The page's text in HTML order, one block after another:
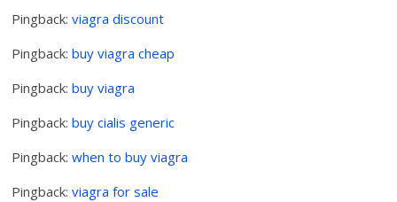
Pingback:viagra discount
Pingback:buy viagra cheap
Pingback:buy viagra
Pingback:buy cialis generic
Pingback:when to buy viagra
Pingback:viagra for sale